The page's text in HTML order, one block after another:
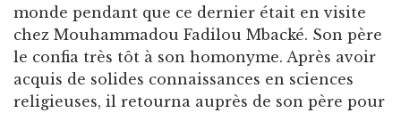
monde pendant que ce dernier était en visite
chez Mouhammadou Fadilou Mbacké. Son père
le confia très tôt à son homonyme. Après avoir
acquis de solides connaissances en sciences
religieuses, il retourna auprès de son père pour